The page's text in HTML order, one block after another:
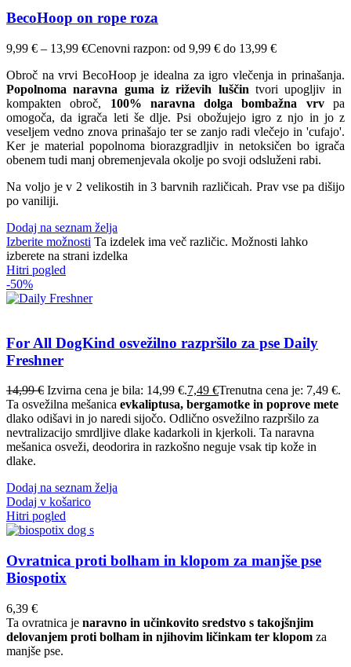
BecoHoop on rope roza
9,99 € – 13,99 €Cenovni razpon: od 9,99 € do 13,99 €
Obroč na vrvi BecoHoop je idealna za igro vlečenja in prinašanja.
Popolnoma naravna guma iz riževih luščin tvori upogljiv in
kompakten obroč, 100% naravna dolga bombažna vrvpa
omogoča, da igrača leti še dlje. Psi obožujejo igro z njo in jo z
veseljem vedno znova prinašajo ter se zanjo radi vlečejo in 'cufajo'.
Ker je material popolnoma biorazgradljiv in netoksičen bo igrača
obenem tudi manj obremenjevala okolje po svoji odsluženi rabi.
Na voljo je v 2 velikostih in 3 barvnih različicah. Prav vse pa dišijo
po vaniliji.
Dodaj na seznam želja
Izberite možnosti Ta izdelek ima več različic. Možnosti lahko
izberete na strani izdelka
Hitri pogled
-50%
For All DogKind osvežilno razpršilo za pse Daily
Freshner
14,99€ Izvirna cena je bila: 14,99 €.7,49 €Trenutna cena je: 7,49 €.
Ta osvežilna mešanica evkaliptusa, bergamotke in poprove mete
dlako odišavi in jo naredi sijočo. Odlično osvežilno razpršilo za
nevtralizacijo smrdljive dlake kadarkoli in kjerkoli. Ta naravna
mešanica osveži, deodorira in razkošno neguje vsak tip kože in
dlake.
Dodaj na seznam želja
Dodaj v košarico
Hitri pogled
Ovratnica proti bolham in klopom za manjše pse
Biospotix
6,39 €
Ta ovratnica je naravno in učinkovito sredstvo s takojšnjim
delovanjem proti bolham in njihovim ličinkam ter klopom za
manjše pse.